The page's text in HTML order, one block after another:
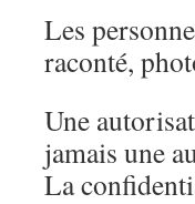
Les
raconté,
Une
jamais une
La